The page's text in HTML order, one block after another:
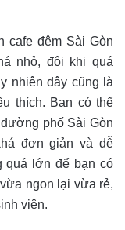
cafe đêm Sài Gòn
nhỏ, đôi khi quá
nhiên đây cũng là
thích. Bạn có thể
phố Sài Gòn
đơn giản và dễ
quá lớn để bạn có
ngon lại vừa rẻ,
viên.